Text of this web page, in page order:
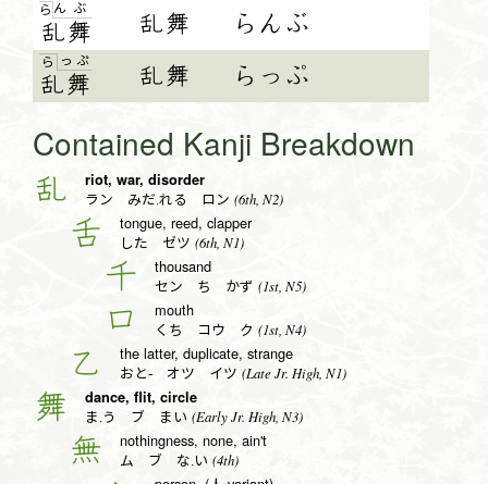
ら ん
乱
ぶ
舞 乱舞 らんぶ
ら っ ぷ
乱舞 乱舞 らっぷ
Contained Kanji Breakdown
乱 riot, war, disorder
ラン みだ.れる ロン (6th, N2)
舌 tongue, reed, clapper
した ゼツ (6th, N1)
千 thousand
セン ち かず (1st, N5)
口 mouth
くち コウ ク (1st, N4)
乙 the latter, duplicate, strange
おと- オツ イツ (Late Jr. High, N1)
舞 dance, flit, circle
ま.う ブ まい (Early Jr. High, N3)
無 nothingness, none, ain't
ム ブ な.い (4th)